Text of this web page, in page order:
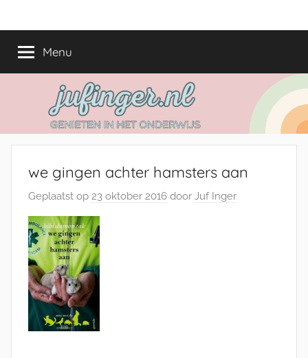
naarjufinger.nl
het
onderwijs
Menu
we gingen achter hamsters aan
Geplaatst op 23 oktober 2016 door Juf Inger